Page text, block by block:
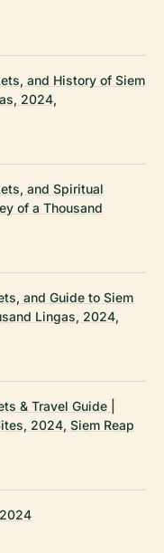
and History of Siem
2024,
and Spiritual
of a Thousand
and Guide to Siem
Lingas, 2024,
& Travel Guide |
2024, Siem Reap